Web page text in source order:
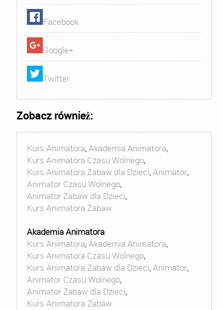
Facebook
Google+
Twitter
Zobacz również:
Kurs Animatora,Akademia Animatora,
Kurs Animatora Czasu Wolnego,
Kurs Animatora Zabaw dla Dzieci,Animator,
Animator Czasu Wolnego,
Animator Zabaw dla Dzieci,
Kurs Animatora Zabaw
Akademia Animatora
Kurs Animatora,Akademia Animatora,
Kurs Animatora Czasu Wolnego,
Kurs Animatora Zabaw dla Dzieci,Animator,
Animator Czasu Wolnego,
Animator Zabaw dla Dzieci,
Kurs Animatora Zabaw